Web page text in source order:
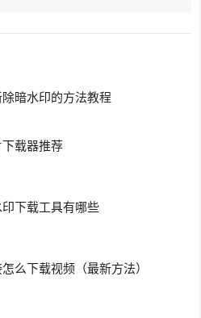
除暗水印的方法教程
载器推荐
下载工具有哪些
么下载视频（最新方法）